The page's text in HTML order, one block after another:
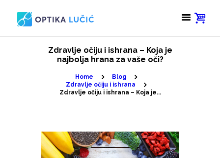
Zdravlje očiju i ishrana – Koja je
najbolja hrana za vaše oči?
Home
Blog
Zdravlje očiju i ishrana
Zdravlje očiju i ishrana – Koja je...